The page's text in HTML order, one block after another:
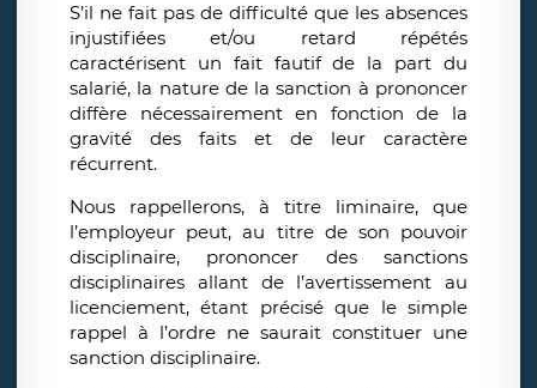
S’il ne fait pas de difficulté que les absences
injustifiées et/ou retard répétés
caractérisent un fait fautif de la part du
salarié, la nature de la sanction à prononcer
diffère nécessairement en fonction de la
gravité des faits et de leur caractère
récurrent.
Nous rappellerons, à titre liminaire, que
l’employeur peut, au titre de son pouvoir
disciplinaire, prononcer des sanctions
disciplinaires allant de l’avertissement au
licenciement, étant précisé que le simple
rappel à l’ordre ne saurait constituer une
sanction disciplinaire.